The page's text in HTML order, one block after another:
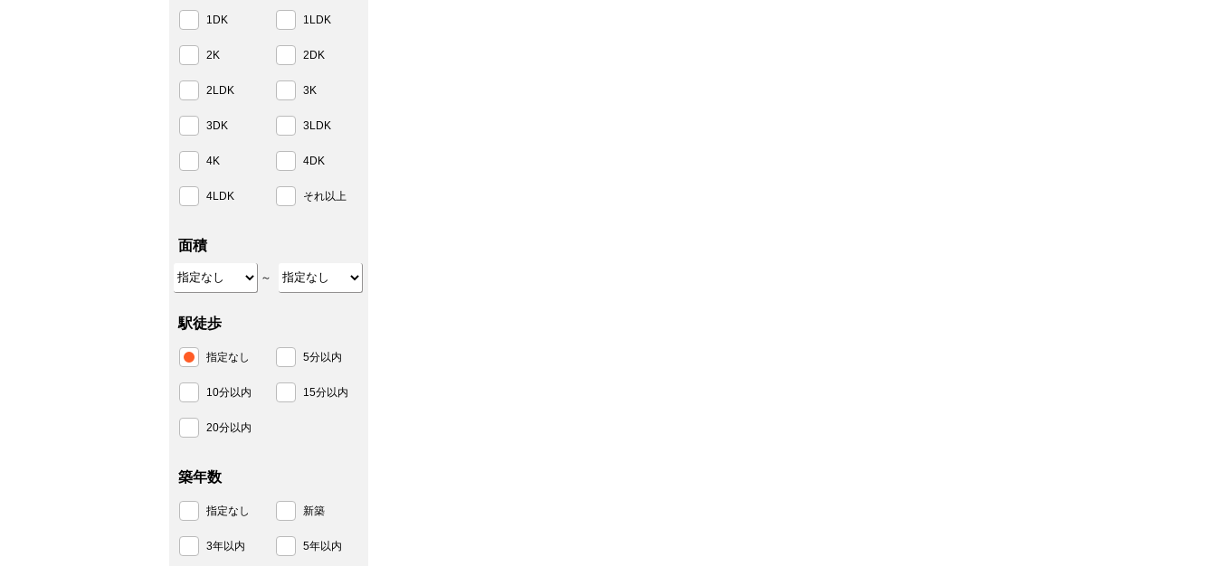
1DK 1LDK
2K 2DK
2LDK 3K
3DK 3LDK
4K 4DK
4LDK それ以上
面積
～
駅徒歩
指定なし 5分以内
10分以内 15分以内
20分以内
築年数
指定なし 新築
3年以内 5年以内